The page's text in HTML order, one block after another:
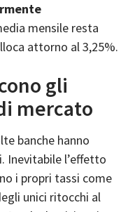
mensile resta
attorno al 3,25%.
gli
mercato
banche hanno
Inevitabile l’effetto
i propri tassi come
unici ritocchi al